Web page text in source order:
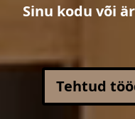
Sinu kodu või
Tehtud